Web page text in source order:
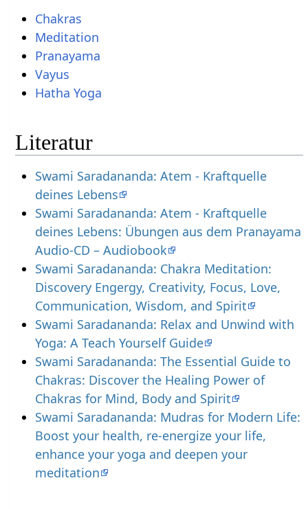
Chakras
Meditation
Pranayama
Vayus
Hatha Yoga
Literatur
Swami Saradananda: Atem - Kraftquelle
deines Lebens
Swami Saradananda: Atem - Kraftquelle
deines Lebens: Übungen aus dem Pranayama
Audio-CD – Audiobook
Swami Saradananda: Chakra Meditation:
Discovery Engergy, Creativity, Focus, Love,
Communication, Wisdom, and Spirit
Swami Saradananda: Relax and Unwind with
Yoga: A Teach Yourself Guide
Swami Saradananda: The Essential Guide to
Chakras: Discover the Healing Power of
Chakras for Mind, Body and Spirit
Swami Saradananda: Mudras for Modern Life:
Boost your health, re-energize your life,
enhance your yoga and deepen your
meditation